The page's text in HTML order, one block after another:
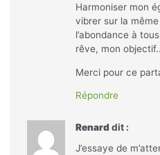
Harmoniser mon
vibrer sur la même
l’abondance à
rêve, mon
Merci pour ce
Répondre
Renard dit :
J’essaye de